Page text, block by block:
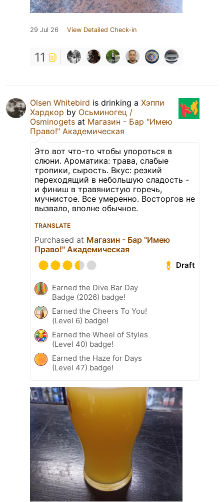
29 Jul 26 View Detailed Check-in
11
Olsen Whitebird is drinking a Хэппи
Хардкор by Осьминогец /
Osminogets at Магазин - Бар "Имею
Право!" Академическая
Это вот что-то чтобы упороться в
слюни. Ароматика: трава, слабые
тропики, сырость. Вкус: резкий
переходящий в небольшую сладость -
и финиш в травянистую горечь,
мучнистое. Все умеренно. Восторгов не
вызвало, вполне обычное.
TRANSLATE
Purchased at Магазин - Бар "Имею
Право!" Академическая
Draft
Earned the Dive Bar Day
Badge (2026) badge!
Earned the Cheers To You!
(Level 6) badge!
Earned the Wheel of Styles
(Level 40) badge!
Earned the Haze for Days
(Level 47) badge!